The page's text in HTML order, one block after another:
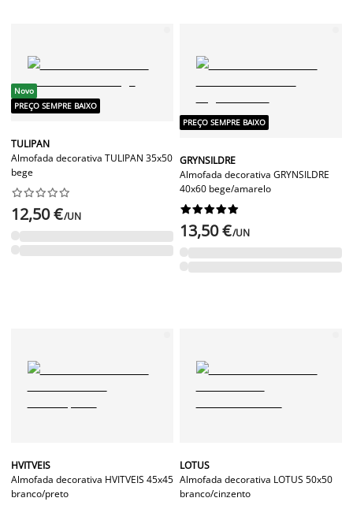
Novo
PREÇO SEMPRE BAIXO
TULIPAN
Almofada decorativa TULIPAN 35x50
bege






12,50 €/UN
PREÇO SEMPRE BAIXO
GRYNSILDRE
Almofada decorativa GRYNSILDRE
40x60 bege/amarelo






13,50 €/UN
HVITVEIS
Almofada decorativa HVITVEIS 45x45
branco/preto
LOTUS
Almofada decorativa LOTUS 50x50
branco/cinzento